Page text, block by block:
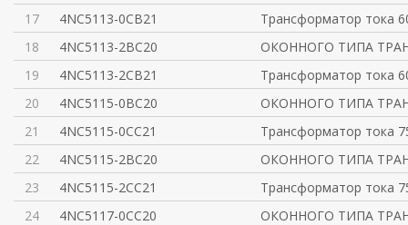
17
4NC5113-0CB21
Трансформатор тока
18
4NC5113-2BC20
ОКОННОГО ТИПА
19
4NC5113-2CB21
Трансформатор тока
20
4NC5115-0BC20
ОКОННОГО ТИПА
21
4NC5115-0CC21
Трансформатор тока
22
4NC5115-2BC20
ОКОННОГО ТИПА
23
4NC5115-2CC21
Трансформатор тока
24
4NC5117-0CC20
ОКОННОГО ТИПА